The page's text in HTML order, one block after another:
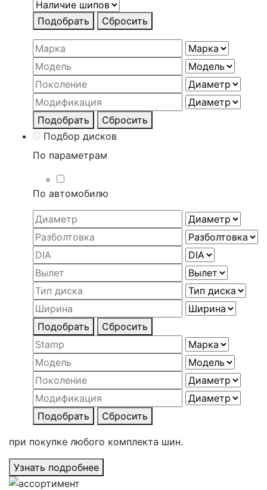
Подобрать Сбросить
Подобрать
Сбросить
Подбор дисков
По параметрам
По автомобилю
Подобрать Сбросить
Подобрать Сбросить
при покупке любого комплекта шин.
Узнать подробнее